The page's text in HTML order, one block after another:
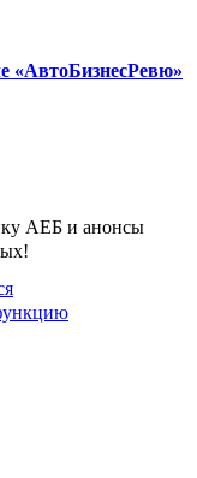
«АвтоБизнесРевю»
АЕБ и анонсы